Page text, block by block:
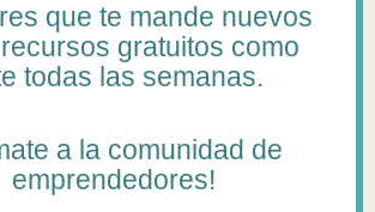
que te mande nuevos
gratuitos como
todas las semanas.
a la comunidad de
emprendedores!